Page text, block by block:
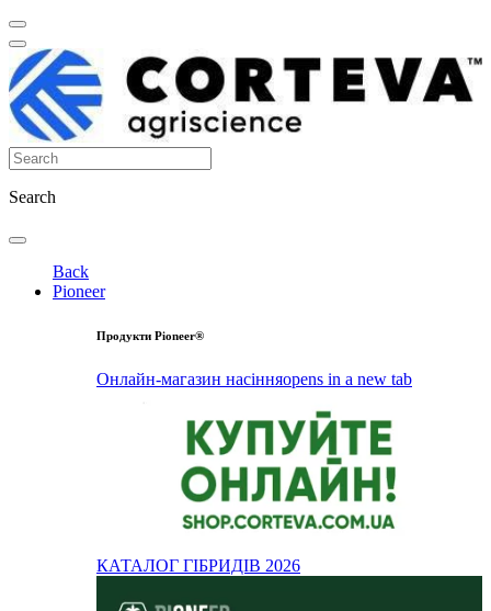
Search
Back
Pioneer
Продукти Pioneer®
Онлайн-магазин насінняopens in a new tab
КАТАЛОГ ГІБРИДІВ 2026